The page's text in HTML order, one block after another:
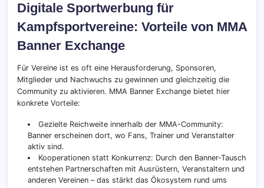
Digitale Sportwerbung für
Kampfsportvereine: Vorteile von MMA
Banner Exchange
Für Vereine ist es oft eine Herausforderung, Sponsoren,
Mitglieder und Nachwuchs zu gewinnen und gleichzeitig die
Community zu aktivieren. MMA Banner Exchange bietet hier
konkrete Vorteile:
Gezielte Reichweite innerhalb der MMA-Community:
Banner erscheinen dort, wo Fans, Trainer und Veranstalter
aktiv sind.
Kooperationen statt Konkurrenz: Durch den Banner-Tausch
entstehen Partnerschaften mit Ausrüstern, Veranstaltern und
anderen Vereinen – das stärkt das Ökosystem rund ums